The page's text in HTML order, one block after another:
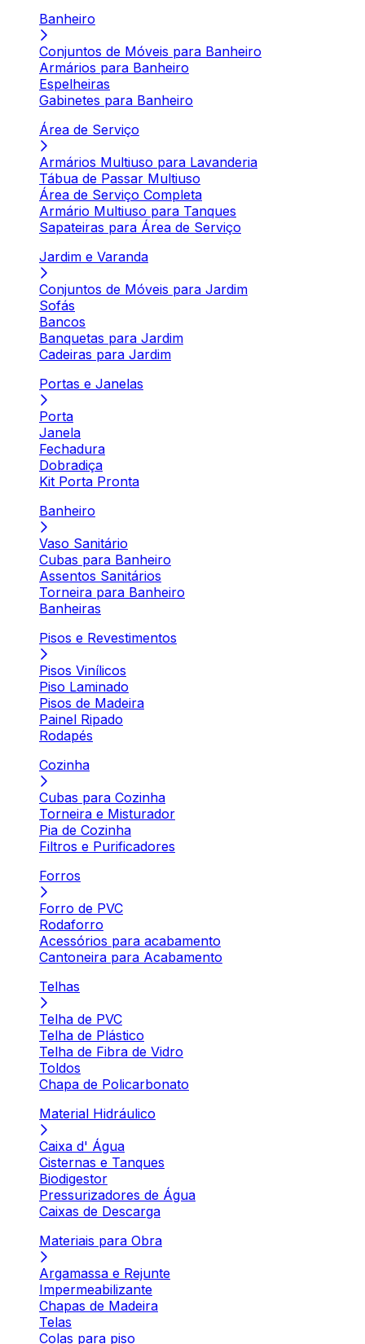
Banheiro
Conjuntos de Móveis para Banheiro
Armários para Banheiro
Espelheiras
Gabinetes para Banheiro
Área de Serviço
Armários Multiuso para Lavanderia
Tábua de Passar Multiuso
Área de Serviço Completa
Armário Multiuso para Tanques
Sapateiras para Área de Serviço
Jardim e Varanda
Conjuntos de Móveis para Jardim
Sofás
Bancos
Banquetas para Jardim
Cadeiras para Jardim
Portas e Janelas
Porta
Janela
Fechadura
Dobradiça
Kit Porta Pronta
Banheiro
Vaso Sanitário
Cubas para Banheiro
Assentos Sanitários
Torneira para Banheiro
Banheiras
Pisos e Revestimentos
Pisos Vinílicos
Piso Laminado
Pisos de Madeira
Painel Ripado
Rodapés
Cozinha
Cubas para Cozinha
Torneira e Misturador
Pia de Cozinha
Filtros e Purificadores
Forros
Forro de PVC
Rodaforro
Acessórios para acabamento
Cantoneira para Acabamento
Telhas
Telha de PVC
Telha de Plástico
Telha de Fibra de Vidro
Toldos
Chapa de Policarbonato
Material Hidráulico
Caixa d' Água
Cisternas e Tanques
Biodigestor
Pressurizadores de Água
Caixas de Descarga
Materiais para Obra
Argamassa e Rejunte
Impermeabilizante
Chapas de Madeira
Telas
Colas para piso